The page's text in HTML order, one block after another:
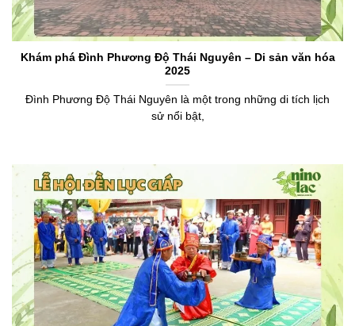
Khám phá Đình Phương Độ Thái Nguyên – Di sản văn hóa
2025
Đình Phương Độ Thái Nguyên là một trong những di tích lịch
sử nổi bật,